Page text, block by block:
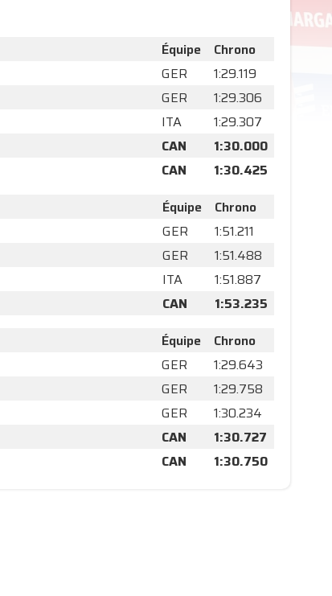
Équipe
Chrono
GER
1:29.119
GER
1:29.306
ITA
1:29.307
CAN
1:30.000
CAN
1:30.425
Équipe
Chrono
GER
1:51.211
GER
1:51.488
ITA
1:51.887
CAN
1:53.235
Équipe
Chrono
GER
1:29.643
GER
1:29.758
GER
1:30.234
CAN
1:30.727
CAN 1:30.750